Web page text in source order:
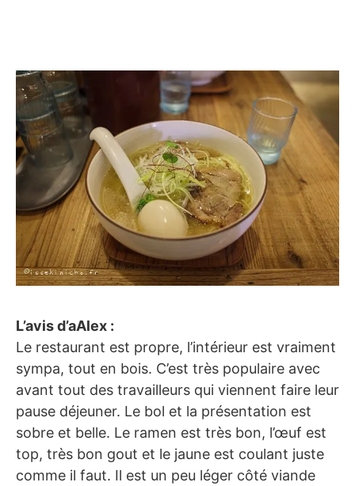
L’avis d’aAlex :
Le restaurant est propre, l’intérieur est vraiment
sympa, tout en bois. C’est très populaire avec
avant tout des travailleurs qui viennent faire leur
pause déjeuner. Le bol et la présentation est
sobre et belle. Le ramen est très bon, l’œuf est
top, très bon gout et le jaune est coulant juste
comme il faut. Il est un peu léger côté viande